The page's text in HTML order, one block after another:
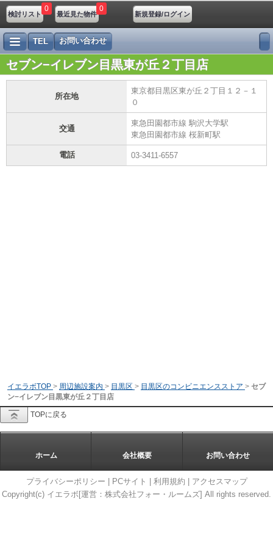
検討リスト
0
最近見た物件
0
新規登録/ログイン
TEL お問い合わせ
セブン−イレブン目黒東が丘２丁目店
所在地
東京都目黒区東が丘２丁目１２－１
０
交通
東急田園都市線 駒沢大学駅
東急田園都市線 桜新町駅
電話 03-3411-6557
イエラボTOP > 周辺施設案内 > 目黒区 > 目黒区のコンビニエンスストア > セブ
ン−イレブン目黒東が丘２丁目店
TOPに戻る
ホーム 会社概要 お問い合わせ
プライバシーポリシー PCサイト 利用規約
アクセスマップ
Copyright(c) イエラボ[運営：株式会社フォー・ルームズ] All rights reserved.